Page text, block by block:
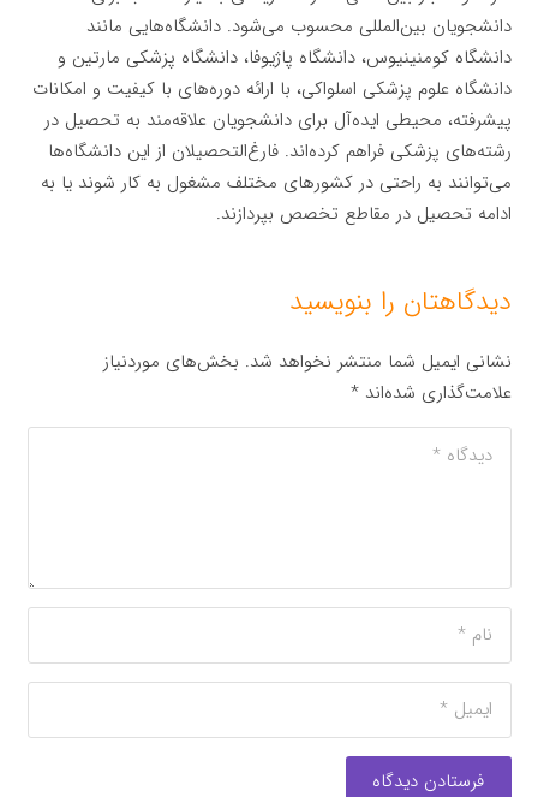
دانشجویان بین‌المللی محسوب می‌شود. دانشگاه‌هایی مانند
دانشگاه کومنینیوس، دانشگاه پاژیوفا، دانشگاه پزشکی مارتین و
دانشگاه علوم پزشکی اسلواکی، با ارائه دوره‌های با کیفیت و امکانات
پیشرفته، محیطی ایده‌آل برای دانشجویان علاقه‌مند به تحصیل در
رشته‌های پزشکی فراهم کرده‌اند. فارغ‌التحصیلان از این دانشگاه‌ها
می‌توانند به راحتی در کشورهای مختلف مشغول به کار شوند یا به
ادامه تحصیل در مقاطع تخصص بپردازند.
دیدگاهتان را بنویسید
نشانی ایمیل شما منتشر نخواهد شد. بخش‌های موردنیاز
علامت‌گذاری شده‌اند*
فرستادن دیدگاه